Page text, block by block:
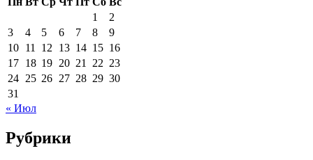
1
2
3
4 5 6 7 8
9
10 11 12 13 14 15 16
17 18 19 20 21 22 23
24 25 26 27 28 29 30
31
« Июл
Рубрики